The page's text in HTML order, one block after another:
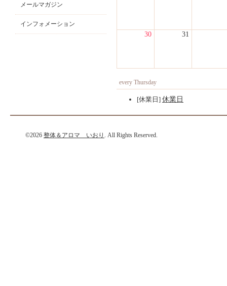
30 31
every Thursday
[休業日] 休業日
メールマガジン
インフォメーション
©2026 整体＆アロマ いおり . All Rights Reserved.